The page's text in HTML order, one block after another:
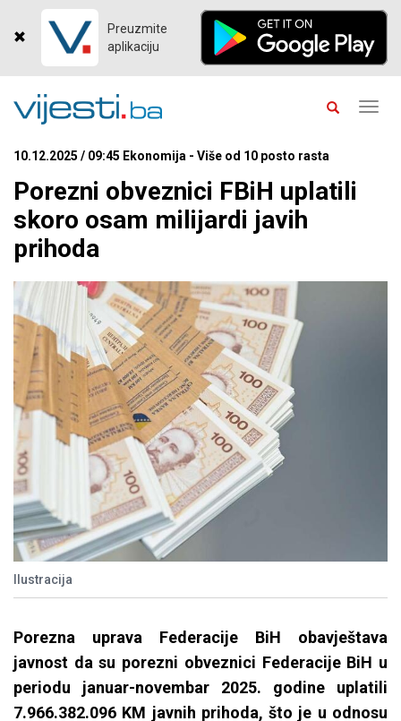
Preuzmite
aplikaciju
10.12.2025 / 09:45 Ekonomija - Više od 10 posto rasta
Porezni obveznici FBiH uplatili
skoro osam milijardi javih
prihoda
Ilustracija
Porezna uprava Federacije BiH obavještava
javnost da su porezni obveznici Federacije BiH u
periodu januar-novembar 2025. godine uplatili
7.966.382.096 KM javnih prihoda, što je u odnosu